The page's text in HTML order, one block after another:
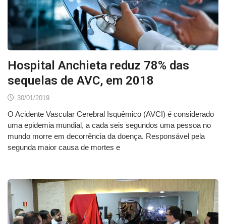
Hospital Anchieta reduz 78% das
sequelas de AVC, em 2018
30/01/2019
O Acidente Vascular Cerebral Isquêmico (AVCI) é considerado
uma epidemia mundial, a cada seis segundos uma pessoa no
mundo morre em decorrência da doença. Responsável pela
segunda maior causa de mortes e